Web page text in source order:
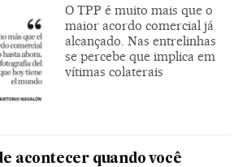
O TPP é muito mais que o
maior acordo comercial já
alcançado. Nas entrelinhas
se percebe que implica em
vítimas colaterais
acontecer quando você